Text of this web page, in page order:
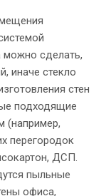
можно сделать,
иначе стекло
стен
подходящие
(например,
перегородок
ДСП.
пыльные
офиса,